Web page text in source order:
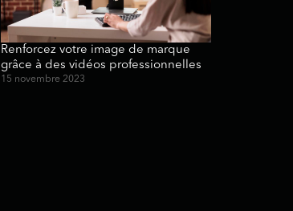
Renforcez votre image de marque
grâce à des vidéos professionnelles
15 novembre 2023